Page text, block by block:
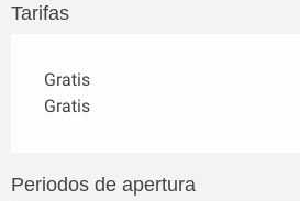
Tarifas
Gratis
Gratis
Periodos de apertura